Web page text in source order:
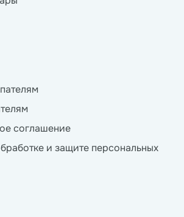
соглашение
и защите персональных